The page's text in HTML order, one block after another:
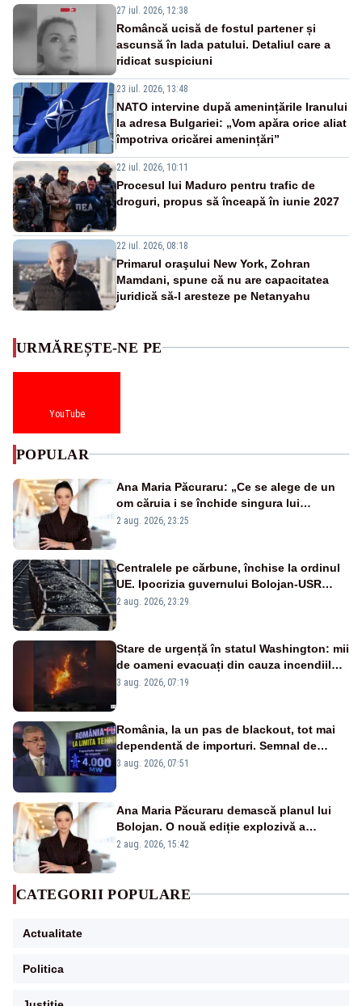
27 iul. 2026, 12:38
Româncă ucisă de fostul partener și
ascunsă în lada patului. Detaliul care a
ridicat suspiciuni
23 iul. 2026, 13:48
NATO intervine după amenințările Iranului
la adresa Bulgariei: „Vom apăra orice aliat
împotriva oricărei amenințări”
22 iul. 2026, 10:11
Procesul lui Maduro pentru trafic de
droguri, propus să înceapă în iunie 2027
22 iul. 2026, 08:18
Primarul oraşului New York, Zohran
Mamdani, spune că nu are capacitatea
juridică să-l aresteze pe Netanyahu
URMĂREȘTE-NE PE
YouTube
POPULAR
Ana Maria Păcuraru: „Ce se alege de un
om căruia i se închide singura lui
portiță?”
2 aug. 2026, 23:25
Centralele pe cărbune, închise la ordinul
UE. Ipocrizia guvernului Bolojan-USR
după starea de alertă
2 aug. 2026, 23:29
Stare de urgență în statul Washington: mii
de oameni evacuați din cauza incendiilor
puternice de vegetație
3 aug. 2026, 07:19
România, la un pas de blackout, tot mai
dependentă de importuri. Semnal de
alarmă tras de un expert în energie
3 aug. 2026, 07:51
Ana Maria Păcuraru demască planul lui
Bolojan. O nouă ediție explozivă a
emisiunii „Miza Zilei” la Realitatea PLUS
2 aug. 2026, 15:42
CATEGORII POPULARE
Actualitate
Politica